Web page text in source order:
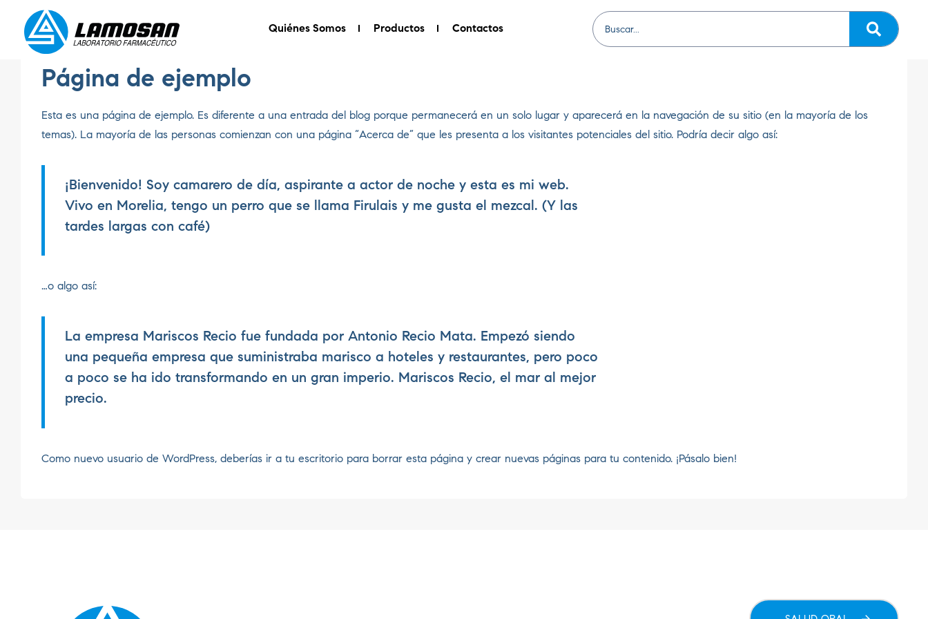
Quiénes Somos Productos Contactos
Página de ejemplo
Esta es una página de ejemplo. Es diferente a una entrada del blog porque permanecerá en un solo lugar y aparecerá en la navegación de su sitio (en la mayoría de los
temas). La mayoría de las personas comienzan con una página “Acerca de” que les presenta a los visitantes potenciales del sitio. Podría decir algo así:
¡Bienvenido! Soy camarero de día, aspirante a actor de noche y esta es mi web.
Vivo en Morelia, tengo un perro que se llama Firulais y me gusta el mezcal. (Y las
tardes largas con café)
…o algo así:
La empresa Mariscos Recio fue fundada por Antonio Recio Mata. Empezó siendo
una pequeña empresa que suministraba marisco a hoteles y restaurantes, pero poco
a poco se ha ido transformando en un gran imperio. Mariscos Recio, el mar al mejor
precio.
Como nuevo usuario de WordPress, deberías ir a tu escritorio para borrar esta página y crear nuevas páginas para tu contenido. ¡Pásalo bien!